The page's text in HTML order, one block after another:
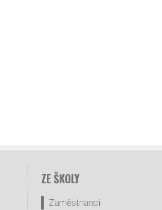
ZE ŠKOLY
Zaměstnanci